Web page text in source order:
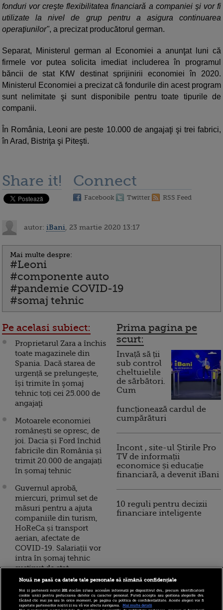
fonduri vor creşte flexibilitatea financiară a companiei şi vor fi
utilizate la nivel de grup pentru a asigura continuarea
operaţiunilor", a precizat producătorul german.
Separat, Ministerul german al Economiei a anunţat luni că
firmele vor putea solicita imediat includerea în programul
băncii de stat KfW destinat sprijinirii economiei în 2020.
Ministerul Economiei a precizat că fondurile din acest program
sunt nelimitate şi sunt disponibile pentru toate tipurile de
companii.
În România, Leoni are peste 10.000 de angajaţi şi trei fabrici,
în Arad, Bistriţa şi Piteşti.
Share it! Connect
Facebook Twitter RSS Feed
autor: iBani , 23 martie 2020 13:17
Mai multe despre:
#Leoni
#componente auto
#pandemie COVID-19
#somaj tehnic
Pe acelasi subiect:
Proprietarul Zara a închis
toate magazinele din
Spania. Dacă starea de
urgență se prelungește,
își trimite în şomaj
tehnic toți cei 25.000 de
angajaţi
Motoarele economiei
românești se opresc, de
joi. Dacia și Ford închid
fabricile din România și
trimit 20.000 de angajați
în șomaj tehnic
Guvernul aprobă,
miercuri, primul set de
măsuri pentru a ajuta
companiile din turism,
HoReCa și transport
aerian, afectate de
COVID-19. Salariații vor
intra în șomaj tehnic
susținut de stat
de la Mioveni în șomaj
tehnic, pentru a-i proteja
Prima pagina pe
scurt:
Invață să ții
sub control
cheltuielile
de sărbători.
Cum
funcționează cardul de
cumpărături
Incont , site-ul Știrile Pro
TV de informații
economice și educație
financiară, a devenit iBani
10 reguli pentru decizii
financiare inteligente
Nouă ne pasă ca datele tale personale să rămână confidențiale
Noi și partenerii noștri201stocăm și/sau accesăm informații pe dispozitivul dvs., precum identificatorii
cookie unici pentru prelucrarea datelor cu caracter personal. Puteți accepta sau gestiona alegerile dvs.
făcând clic mai jos sau în orice moment, pe pagina cu politica de confidențialitate. Aceste alegeri vor fi
raportate partenerilor noștri și nu vă vor afecta navigarea.
Mai multe detalii